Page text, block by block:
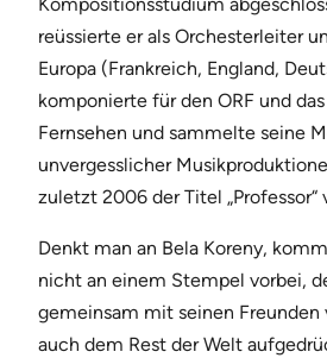
reüssierte er als Orchesterleiter
Europa (Frankreich, England,
komponierte für den ORF und
Fernsehen und sammelte seine
unvergesslicher
zuletzt 2006 der Titel „Professor“
Denkt man an Bela Koreny,
nicht an einem Stempel vorbei,
gemeinsam mit seinen Freunden
auch dem Rest der Welt